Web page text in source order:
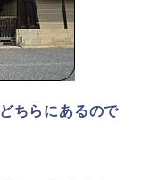
どちらにあるので